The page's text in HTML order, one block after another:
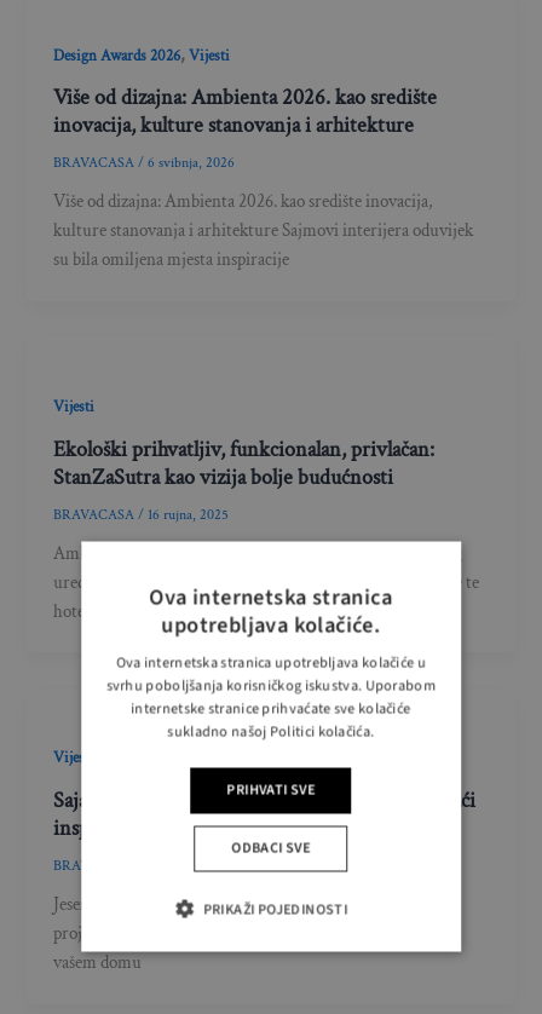
Design Awards 2026,Vijesti
Više od dizajna: Ambienta 2026. kao središte
inovacija, kulture stanovanja i arhitekture
BRAVACASA/6 svibnja, 2026
Više od dizajna: Ambienta 2026. kao središte inovacija,
kulture stanovanja i arhitekture Sajmovi interijera oduvijek
su bila omiljena mjesta inspiracije
Vijesti
Ekološki prihvatljiv, funkcionalan, privlačan:
StanZaSutra kao vizija bolje budućnosti
BRAVACASA/ 16 rujna, 2025
Ambienta, 52. međunarodni sajam namještaja, unutarnjeg
uređenja, graditeljstva, niskoenergetske montažne gradnje te
hotelske i ugostiteljske opreme, održat će se od
Vijesti
Sajam Ambienta – događaj na kojem ćete pronaći
inspiraciju za dom iz snova
BRAVACASA 7 rujna, 2025
Jesen je savršeno doba za nove projekte, a nema ljepšeg
projekta od uređenja vlastitog životnog prostora. Ako je
vašem domu
Ova internetska stranica
upotrebljava kolačiće.
Ova internetska stranica upotrebljava kolačiće u
svrhu poboljšanja korisničkog iskustva. Uporabom
internetske stranice prihvaćate sve kolačiće
sukladno našoj Politici kolačića.
PRIHVATI SVE
ODBACI SVE
PRIKAŽI POJEDINOSTI